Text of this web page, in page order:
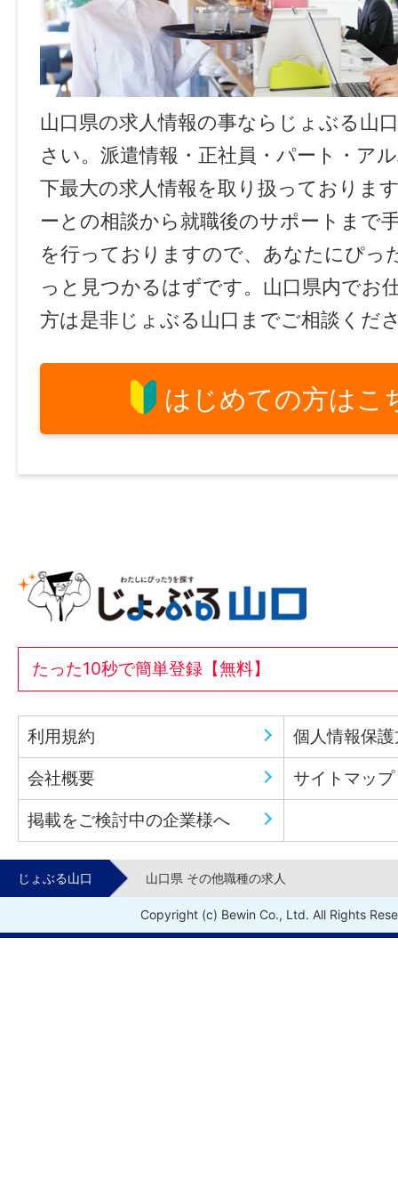
山口県の求人情報の事ならじょぶる山
さい。派遣情報・正社員・パート・ア
下最大の求人情報を取り扱っておりま
ーとの相談から就職後のサポートまで
を行っておりますので、あなたにぴっ
っと見つかるはずです。山口県内でお
方は是非じょぶる山口までご相談くだ
はじめての方はこ
たった10秒で簡単登録【無料】
利用規約 個人情報保
会社概要 サイトマップ
掲載をご検討中の企業様へ
じょぶる山口 山口県 その他職種の求人
Copyright (c) Bewin Co., Ltd. All Rights